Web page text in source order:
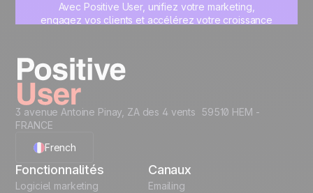
Avec Positive User, unifiez votre marketing,
engagez vos clients et accélérez votre croissance
Commencez maintenant
3 avenue Antoine Pinay, ZA des 4 vents 59510 HEM -
FRANCE
French
English
Fonctionnalités
Logiciel marketing
Canaux
Emailing